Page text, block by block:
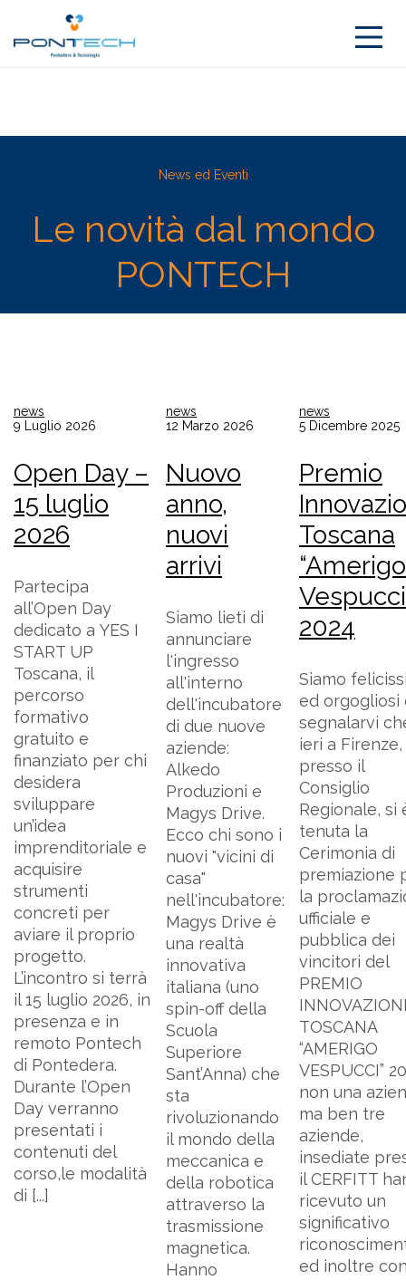
News ed Eventi
Le novità dal mondo
PONTECH
news
9 Luglio 2026
Open Day –
15 luglio
2026
Partecipa
all’Open Day
dedicato a YES I
START UP
Toscana, il
percorso
formativo
gratuito e
finanziato per chi
desidera
sviluppare
un’idea
imprenditoriale e
acquisire
strumenti
concreti per
aviare il proprio
progetto.
L’incontro si terrà
il 15 luglio 2026, in
presenza e in
remoto Pontech
di Pontedera.
Durante l’Open
Day verranno
presentati i
contenuti del
corso,le modalità
di [...]
news
12 Marzo 2026
Nuovo
anno,
nuovi
arrivi
Siamo lieti di
annunciare
l'ingresso
all'interno
dell'incubatore
di due nuove
aziende:
Alkedo
Produzioni e
Magys Drive.
Ecco chi sono i
nuovi "vicini di
casa"
nell'incubatore:
Magys Drive è
una realtà
innovativa
italiana (uno
spin-off della
Scuola
Superiore
Sant’Anna) che
sta
rivoluzionando
il mondo della
meccanica e
della robotica
attraverso la
trasmissione
magnetica.
Hanno
news
5 Dicembre 2025
Premio
Toscana
“Amerigo
2024
Siamo
ed orgogliosi
segnalarvi
ieri a Firenze,
presso il
Consiglio
Regionale, si
tenuta la
Cerimonia di
premiazione
la
ufficiale e
pubblica dei
vincitori del
PREMIO
TOSCANA
“AMERIGO
VESPUCCI”
non una
ma ben tre
aziende,
insediate
il CERFITT
ricevuto un
significativo
ed inoltre